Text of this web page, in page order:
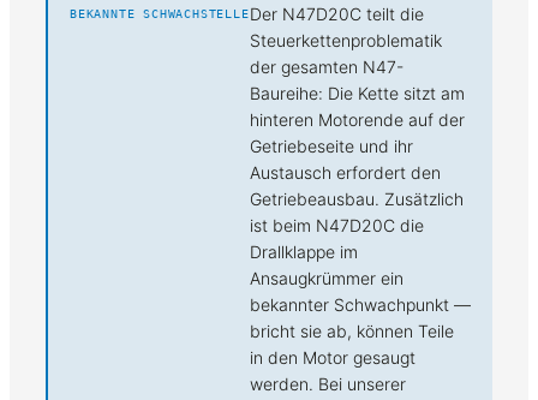
BEKANNTE SCHWACHSTELLEDer N47D20C teilt die
Steuerkettenproblematik
der gesamten N47-
Baureihe: Die Kette sitzt am
hinteren Motorende auf der
Getriebeseite und ihr
Austausch erfordert den
Getriebeausbau. Zusätzlich
ist beim N47D20C die
Drallklappe im
Ansaugkrümmer ein
bekannter Schwachpunkt —
bricht sie ab, können Teile
in den Motor gesaugt
werden. Bei unserer